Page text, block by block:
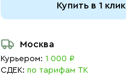
Купить в 1 клик
Москва
Курьером: 1 000 ₽
СДЕК: по тарифам ТК